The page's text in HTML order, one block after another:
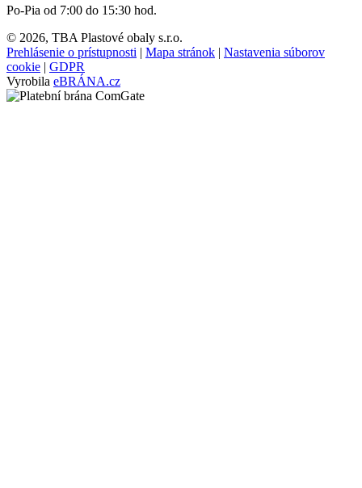
Po-Pia od 7:00 do 15:30 hod.
© 2026, TBA Plastové obaly s.r.o.
Prehlásenie o prístupnosti | Mapa stránok | Nastavenia súborov
cookie | GDPR
Vyrobila eBRÁNA.cz